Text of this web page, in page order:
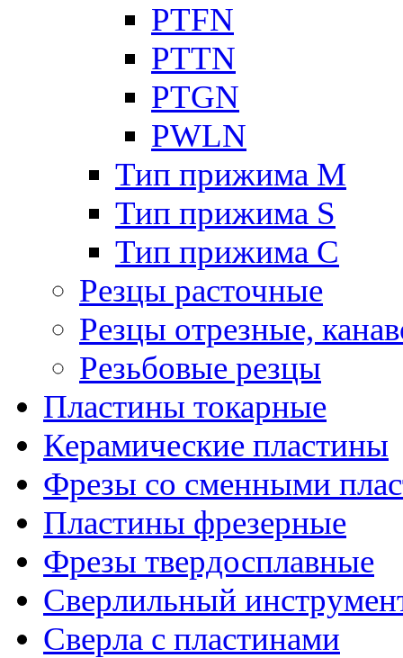
PTFN
PTTN
PTGN
PWLN
Тип прижима M
Тип прижима S
Тип прижима C
Резцы расточные
Резцы отрезные,
Резьбовые резцы
Пластины токарные
Керамические пластины
Фрезы со сменными
Пластины фрезерные
Фрезы твердосплавные
Сверлильный
Сверла с пластинами